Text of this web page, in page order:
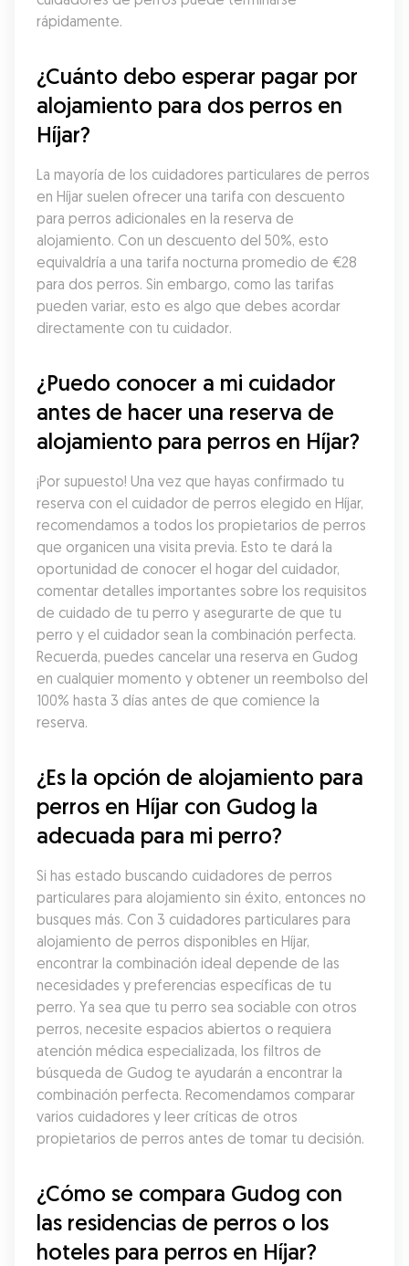
rápidamente.
¿Cuánto debo esperar pagar por
alojamiento para dos perros en
Híjar?
La mayoría de los cuidadores particulares de perros
en Híjar suelen ofrecer una tarifa con descuento
para perros adicionales en la reserva de
alojamiento. Con un descuento del 50%, esto
equivaldría a una tarifa nocturna promedio de €28
para dos perros. Sin embargo, como las tarifas
pueden variar, esto es algo que debes acordar
directamente con tu cuidador.
¿Puedo conocer a mi cuidador
antes de hacer una reserva de
alojamiento para perros en Híjar?
¡Por supuesto! Una vez que hayas confirmado tu
reserva con el cuidador de perros elegido en Híjar,
recomendamos a todos los propietarios de perros
que organicen una visita previa. Esto te dará la
oportunidad de conocer el hogar del cuidador,
comentar detalles importantes sobre los requisitos
de cuidado de tu perro y asegurarte de que tu
perro y el cuidador sean la combinación perfecta.
Recuerda, puedes cancelar una reserva en Gudog
en cualquier momento y obtener un reembolso del
100% hasta 3 días antes de que comience la
reserva.
¿Es la opción de alojamiento para
perros en Híjar con Gudog la
adecuada para mi perro?
Si has estado buscando cuidadores de perros
particulares para alojamiento sin éxito, entonces no
busques más. Con 3 cuidadores particulares para
alojamiento de perros disponibles en Híjar,
encontrar la combinación ideal depende de las
necesidades y preferencias específicas de tu
perro. Ya sea que tu perro sea sociable con otros
perros, necesite espacios abiertos o requiera
atención médica especializada, los filtros de
búsqueda de Gudog te ayudarán a encontrar la
combinación perfecta. Recomendamos comparar
varios cuidadores y leer críticas de otros
propietarios de perros antes de tomar tu decisión.
¿Cómo se compara Gudog con
las residencias de perros o los
hoteles para perros en Híjar?